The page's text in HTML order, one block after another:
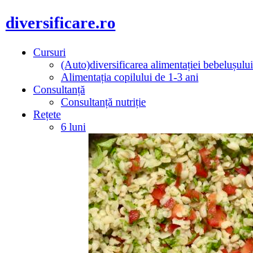
diversificare.ro
Cursuri
(Auto)diversificarea alimentației bebelușului
Alimentația copilului de 1-3 ani
Consultanță
Consultanță nutriție
Rețete
6 luni